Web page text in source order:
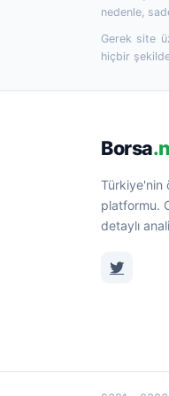
nedenle,
Gerek site
hiçbir
Borsa
Türkiye'nin
platformu.
detaylı